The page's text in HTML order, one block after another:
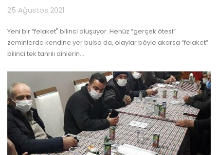
25 Ağustos 2021
Yeni bir “felaket" bilinci oluşuyor. Henüz “gerçek ötesi”
zeminlerde kendine yer bulsa da, olaylar böyle akarsa “felaket”
bilinci tek tanrılı dinlerin…